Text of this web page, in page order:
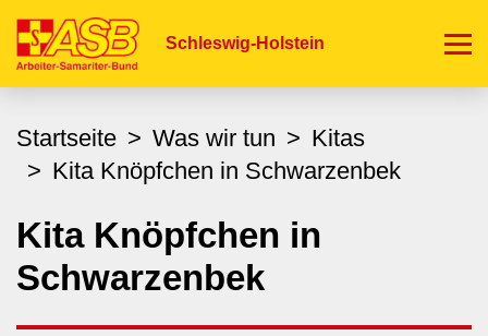
zum
Schleswig-Holstein
Startseite Was wir tun
Kitas
Kita Knöpfchen in Schwarzenbek
Kita Knöpfchen in
Schwarzenbek